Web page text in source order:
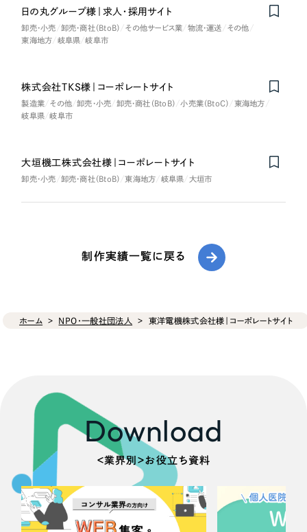
日の丸グループ様｜求人・採用サイト
卸売・小売 卸売・商社（BtoB） その他サービス業 物流・運送
その他
東海地方
岐阜県 岐阜市
株式会社TKS様｜コーポレートサイト
製造業 その他 卸売・小売 卸売・商社（BtoB） 小売業（BtoC）
東海地方
岐阜県
岐阜市
大垣機工株式会社様｜コーポレートサイト
卸売・小売 卸売・商社（BtoB） 東海地方 岐阜県 大垣市
制作実績一覧に戻る
ホーム NPO・一般社団法人 東洋電機株式会社様｜コーポレートサイト
Download
＜業界別＞お役立ち資料